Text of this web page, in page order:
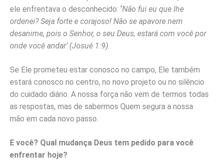
ele enfrentava o desconhecido: ‘Não fui eu que lhe
ordenei? Seja forte e corajoso! Não se apavore nem
desanime, pois o Senhor, o seu Deus, estará com você por
onde você andar’ (Josué 1:9).
Se Ele prometeu estar conosco no campo, Ele também
estará conosco no centro, no novo projeto ou no silêncio
do cuidado diário. A nossa força não vem de termos todas
as respostas, mas de sabermos Quem segura a nossa
mão em cada novo passo.
E você? Qual mudança Deus tem pedido para você
enfrentar hoje?